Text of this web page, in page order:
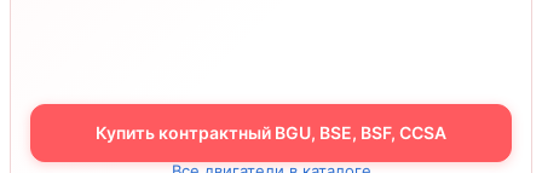
Купить контрактный BGU, BSE, BSF, CCSA